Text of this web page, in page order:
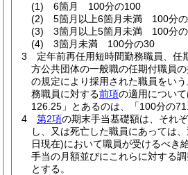
(1)
6箇月 100分の100
(2)
5箇月以上6箇月未満 100分
(3)
3箇月以上5箇月未満 100分
(4)
3箇月未満 100分の30
3
定年前再任用短時間勤務職員、任
方公共団体の一般職の任期付職員
の規定により採用された職員をい
務職員に対する前項の適用について
126.25」とあるのは、「100分の
4
第2項の期末手当基礎額は、それ
し、又は死亡した職員にあっては
日現在)において職員が受けるべき
手当の月額並びにこれらに対する
とする。